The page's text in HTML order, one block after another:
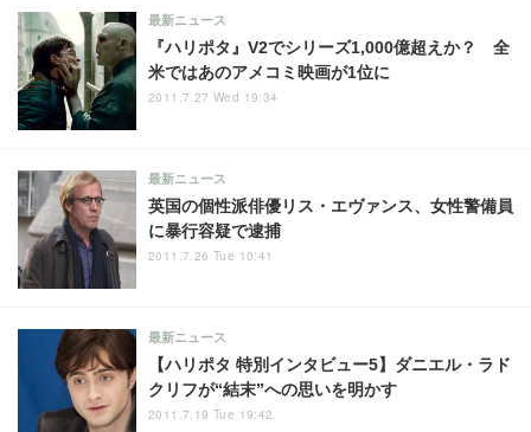
『ハリポタ』V2でシリーズ1,000億超えか？ 全
米ではあのアメコミ映画が1位に
最新ニュース
2011.7.27 Wed 19:34
英国の個性派俳優リス・エヴァンス、女性警備員
に暴行容疑で逮捕
最新ニュース
2011.7.26 Tue 10:41
【ハリポタ 特別インタビュー5】ダニエル・ラド
クリフが“結末”への思いを明かす
最新ニュース
2011.7.19 Tue 19:42